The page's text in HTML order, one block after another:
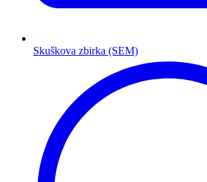
Skuškova zbirka (SEM)